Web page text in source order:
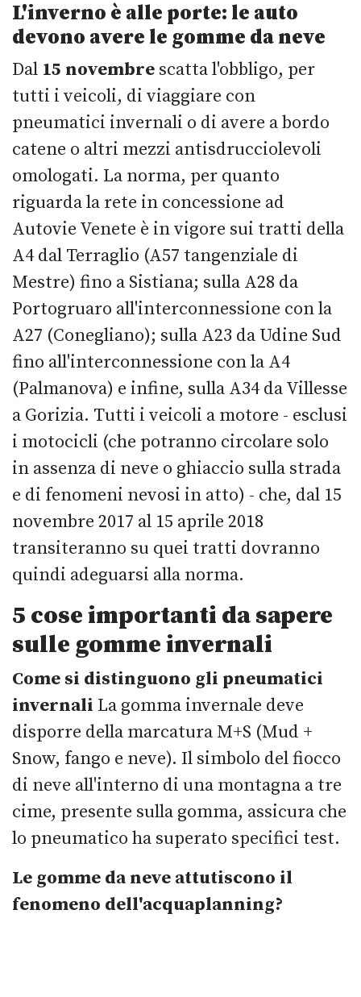
L'inverno è alle porte: le auto
devono avere le gomme da neve
Dal 15 novembre scatta l'obbligo, per
tutti i veicoli, di viaggiare con
pneumatici invernali o di avere a bordo
catene o altri mezzi antisdrucciolevoli
omologati. La norma, per quanto
riguarda la rete in concessione ad
Autovie Venete è in vigore sui tratti della
A4 dal Terraglio (A57 tangenziale di
Mestre) fino a Sistiana; sulla A28 da
Portogruaro all'interconnessione con la
A27 (Conegliano); sulla A23 da Udine Sud
fino all'interconnessione con la A4
(Palmanova) e infine, sulla A34 da Villesse
a Gorizia. Tutti i veicoli a motore - esclusi
i motocicli (che potranno circolare solo
in assenza di neve o ghiaccio sulla strada
e di fenomeni nevosi in atto) - che, dal 15
novembre 2017 al 15 aprile 2018
transiteranno su quei tratti dovranno
quindi adeguarsi alla norma.
5 cose importanti da sapere
sulle gomme invernali
Come si distinguono gli pneumatici
invernali La gomma invernale deve
disporre della marcatura M+S (Mud +
Snow, fango e neve). Il simbolo del fiocco
di neve all'interno di una montagna a tre
cime, presente sulla gomma, assicura che
lo pneumatico ha superato specifici test.
Le gomme da neve attutiscono il
fenomeno dell'acquaplanning?